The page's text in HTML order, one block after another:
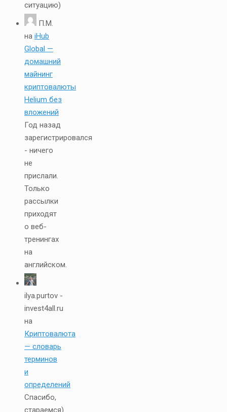
ситуацию)
П.М.
на iHub
Global —
домашний
майнинг
криптовалюты
Helium без
вложений
Год назад
зарегистрировался
- ничего
не
прислали.
Только
рассылки
приходят
о веб-
тренингах
на
английском.
ilya.purtov -
invest4all.ru
на
Криптовалюта
— словарь
терминов
и
определений
Спасибо,